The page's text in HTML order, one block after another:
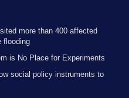
more than 400 affected
flooding
is No Place for Experiments
social policy instruments to